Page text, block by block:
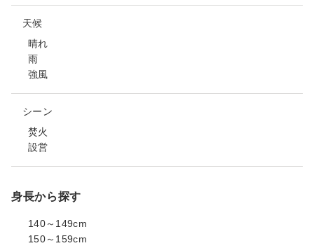
天候
晴れ
雨
強風
シーン
焚火
設営
身長から探す
140～149cm
150～159cm